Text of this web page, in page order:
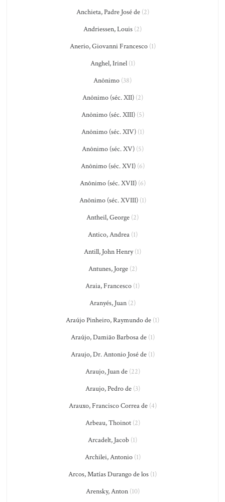
Anchieta, Padre José de(2)
Andriessen, Louis (2)
Anerio, Giovanni Francesco(1)
Anghel, Irinel(1)
Anônimo (38)
Anônimo (séc. XII)(2)
Anônimo (séc. XIII)(5)
Anônimo (séc. XIV)(1)
Anônimo (séc. XV)(5)
Anônimo (séc. XVI)(6)
Anônimo (séc. XVII)(6)
Anônimo (séc. XVIII)(1)
Antheil, George (2)
Antico, Andrea(1)
Antill, John Henry(1)
Antunes, Jorge(2)
Araia, Francesco (1)
Aranyés, Juan (2)
Araújo Pinheiro, Raymundo de (1)
Araújo, Damião Barbosa de(1)
Araujo, Dr. Antonio José de(1)
Araujo, Juan de(22)
Araujo, Pedro de(3)
Arauxo, Francisco Correa de(4)
Arbeau, Thoinot(2)
Arcadelt, Jacob (1)
Archilei, Antonio(1)
Arcos, Matías Durango de los (1)
Arensky, Anton(10)